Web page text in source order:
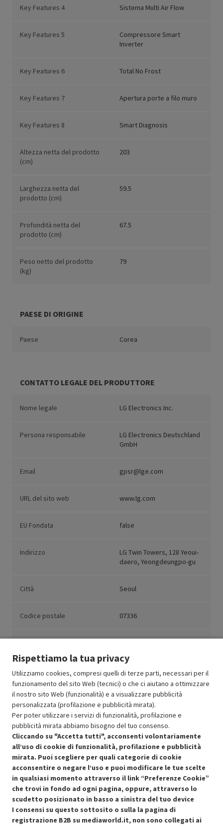
Key Features 4 Sistema Multi Air Flow
Key Features 5
Compressore Smart
Inverter
Key Features 6 Total No Frost
Key Features 7 Apertura porte a filo muro
Key Features 8 Smart Diagnosis
Altezza netta del prodotto
(cm)
203
Larghezza netta del
prodotto (cm)
59.5
Profondità netta del
prodotto (cm)
67.5
Peso netto del prodotto
(kg)
79
PAESE DI ORIGINE
Paese Corea
CONTATTO LEGALE DEL PRODUTTORE
Nome legale LG Electronics Inc.
Persona responsabile
LG Electronics Deutschland
GmbH
Email gpsr@lge.com
URL del sito web www.lg.com
EU Fondata false
Indirizzo
LG Twin Towers, 128 Yeoui-
daero, Yeongdeungpo-gu
Città Seoul
Codice postale 07336
Resi e garanzie
Stato prodotti
Condizioni generali di vendita Recedere dal contratto qui
Rispettiamo la tua privacy
Utilizziamo cookies, compresi quelli di terze parti, necessari per il
funzionamento del sito Web (tecnici) o che ci aiutano a ottimizzare
il nostro sito Web (funzionalità) e a visualizzare pubblicità
personalizzata (profilazione e pubblicità mirata).
Per poter utilizzare i servizi di funzionalità, profilazione e
pubblicità mirata abbiamo bisogno del tuo consenso.
Cliccando su "Accetta tutti", acconsenti volontariamente
all’uso di cookie di funzionalità, profilazione e pubblicità
mirata. Puoi scegliere per quali categorie di cookie
acconsentire o negare l’uso e puoi modificare le tue scelte
in qualsiasi momento attraverso il link “Preferenze Cookie”
che trovi in fondo ad ogni pagina, oppure, attraverso lo
scudetto posizionato in basso a sinistra del tuo device
I consensi su questo sottosito o sulla la pagina di
registrazione B2B su mediaworld.it, non sono collegati ai